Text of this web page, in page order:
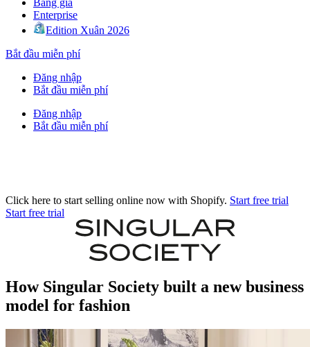
Bảng giá
Enterprise
Edition Xuân 2026
Bắt đầu miễn phí
Đăng nhập
Bắt đầu miễn phí
Đăng nhập
Bắt đầu miễn phí
Click here to start selling online now with Shopify. Start free trial
Start free trial
How Singular Society built a new business
model for fashion